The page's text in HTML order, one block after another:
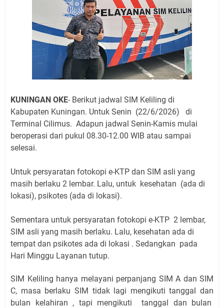
Agenda Kegiatan Bupati Kuningan Jumat 7 Agustus
2026 Ada Tiga, Tapi yang Bakal Dihadiri Hanya Satu
Ini Empat Lokasi Samsat Keliling Kuningan Jumat 7
Agustus 2026
Jumat 7 Agustus 2026 Mobil SIM Keliling Ada di
Kecamatan Sindangagung
KUNINGAN OKE- Berikut jadwal SIM Keliling di
Kabupaten Kuningan. Untuk Senin (22/6/2026)
di
Terminal Cilimus. Adapun jadwal Senin-Kamis mulai
beroperasi dari pukul 08.30-12.00 WIB atau sampai
selesai.
Untuk persyaratan fotokopi e-KTP dan SIM asli yang
masih berlaku 2 lembar. Lalu, untuk kesehatan (ada di
lokasi), psikotes (ada di lokasi).
Sementara untuk persyaratan fotokopi e-KTP 2 lembar,
SIM asli yang masih berlaku. Lalu, kesehatan ada di
tempat dan psikotes ada di lokasi . Sedangkan pada
Hari Minggu Layanan tutup.
SIM Keliling hanya melayani perpanjang SIM A dan SIM
C, masa berlaku SIM tidak lagi mengikuti tanggal dan
bulan kelahiran , tapi mengikuti tanggal dan bulan